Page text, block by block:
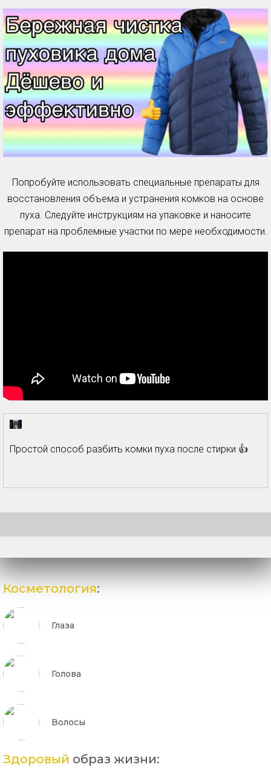
Попробуйте использовать специальные препараты для
восстановления объема и устранения комков на основе
пуха. Следуйте инструкциям на упаковке и наносите
препарат на проблемные участки по мере необходимости.
Простой способ разбить комки пуха после стирки 👍
Косметология:
Глаза
Голова
Волосы
Здоровый образ жизни: